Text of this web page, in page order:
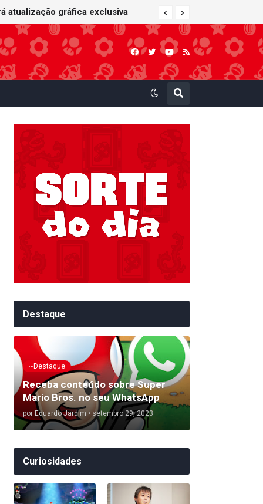
atualização gráfica exclusiva
Destaque
~Destaque
Receba conteúdo sobre Super
Mario Bros. no seu WhatsApp
por Eduardo Jardim • setembro 29, 2023
Curiosidades